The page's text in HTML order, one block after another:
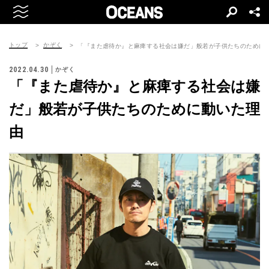
トップ かぞく 「『また虐待か』と麻痺する社会は嫌だ」般若が子供たちのために
2022.04.30 かぞく
「『また虐待か』と麻痺する社会は嫌
だ」般若が子供たちのために動いた理
由